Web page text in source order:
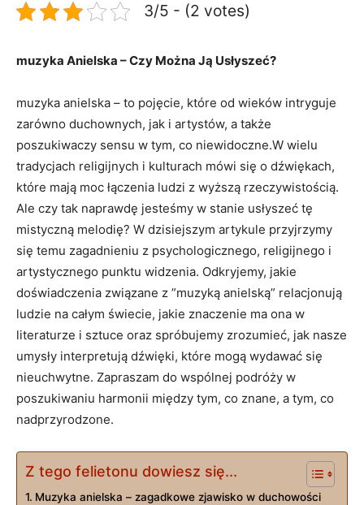
3/5 - (2 votes)
muzyka Anielska⁣ – Czy Można Ją Usłyszeć?
muzyka anielska – to pojęcie, które od wieków⁤ intryguje
zarówno duchownych, ‌jak i ​artystów, a ⁢także⁤
poszukiwaczy⁢ sensu​ w tym, ‍co niewidoczne.W ​wielu
tradycjach ⁢religijnych i kulturach mówi się o dźwiękach,
które mają moc łączenia ludzi z wyższą rzeczywistością.
Ale ​czy tak naprawdę ⁣jesteśmy w stanie usłyszeć tę
⁤mistyczną ⁤melodię?‌ W​ dzisiejszym artykule przyjrzymy
się temu zagadnieniu z psychologicznego, religijnego i
artystycznego punktu ‍widzenia. Odkryjemy, jakie
doświadczenia związane z ⁤”muzyką anielską” relacjonują
ludzie na całym świecie, jakie znaczenie ma ona w
literaturze i ‍sztuce oraz spróbujemy zrozumieć, jak ‌nasze
​umysły interpretują⁣ dźwięki, które mogą wydawać się⁢
nieuchwytne. Zapraszam do ⁤wspólnej podróży⁢ w
poszukiwaniu harmonii między tym, co znane, a tym, co
nadprzyrodzone.
Z tego felietonu dowiesz się...
Muzyka anielska – ⁢zagadkowe⁤ zjawisko⁢ w duchowości